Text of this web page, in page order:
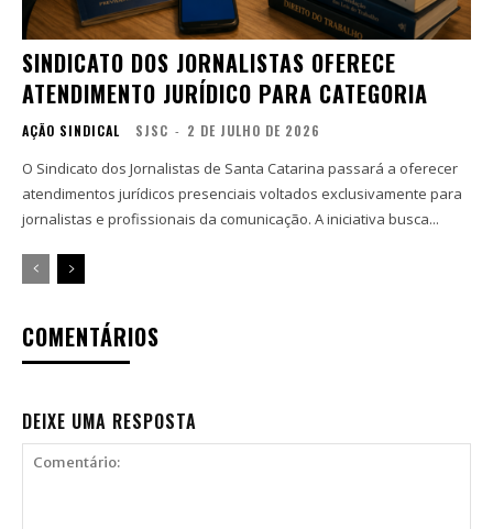
SINDICATO DOS JORNALISTAS OFERECE
ATENDIMENTO JURÍDICO PARA CATEGORIA
AÇÃO SINDICAL SJSC - 2 DE JULHO DE 2026
O Sindicato dos Jornalistas de Santa Catarina passará a oferecer
atendimentos jurídicos presenciais voltados exclusivamente para
jornalistas e profissionais da comunicação. A iniciativa busca...
COMENTÁRIOS
DEIXE UMA RESPOSTA